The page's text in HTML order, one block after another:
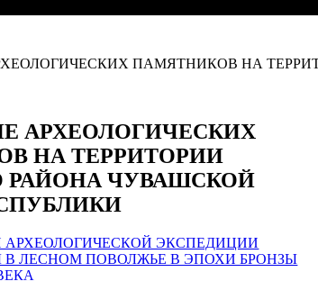
ПАМЯТНИКОВ НА
АРХЕОЛОГИЧЕСКИХ
НА ТЕРРИТОРИИ
РАЙОНА ЧУВАШСКОЙ
ЭКСПЕДИЦИИ
ЛЕСНОМ ПОВОЛЖЬЕ В ЭПОХИ БРОНЗЫ